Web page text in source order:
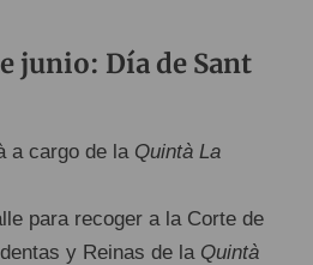
junio: Día de Sant
a cargo de la Quintà La
para recoger a la Corte de
y Reinas de la Quintà